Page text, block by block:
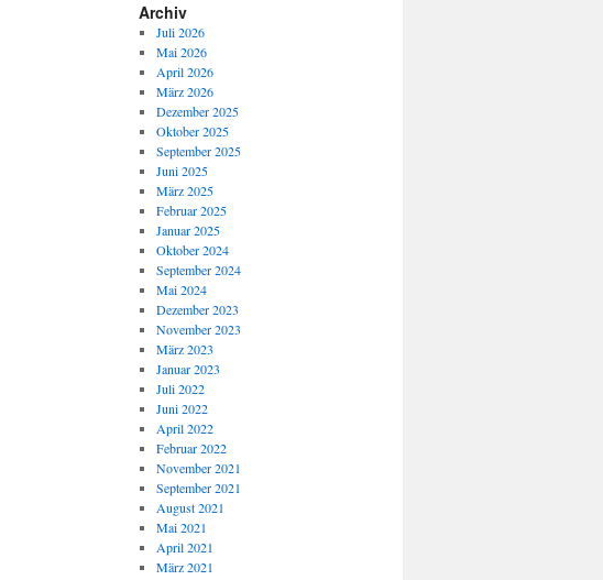
Archiv
Juli 2026
Mai 2026
April 2026
März 2026
Dezember 2025
Oktober 2025
September 2025
Juni 2025
März 2025
Februar 2025
Januar 2025
Oktober 2024
September 2024
Mai 2024
Dezember 2023
November 2023
März 2023
Januar 2023
Juli 2022
Juni 2022
April 2022
Februar 2022
November 2021
September 2021
August 2021
Mai 2021
April 2021
März 2021